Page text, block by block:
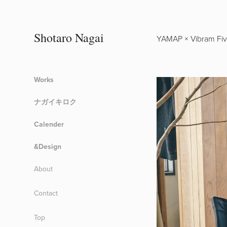
Shotaro Nagai
Works
ナガイキロク
Calender
&Design
About
Contact
Top
YAMAP × Vibram